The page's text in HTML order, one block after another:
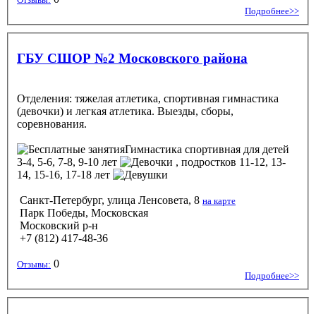
Подробнее>>
ГБУ СШОР №2 Московского района
Отделения: тяжелая атлетика, спортивная гимнастика
(девочки) и легкая атлетика. Выезды, сборы,
соревнования.
Гимнастика спортивная для детей
3-4, 5-6, 7-8, 9-10 лет
, подростков 11-12, 13-
14, 15-16, 17-18 лет
Санкт-Петербург, улица Ленсовета, 8 на карте
Парк Победы, Московская
Московский р-н
+7 (812) 417-48-36
Отзывы: 0
Подробнее>>